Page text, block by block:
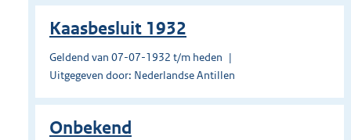
Kaasbesluit 1932
Geldend van 07-07-1932 t/m heden
Uitgegeven door: Nederlandse Antillen
Onbekend